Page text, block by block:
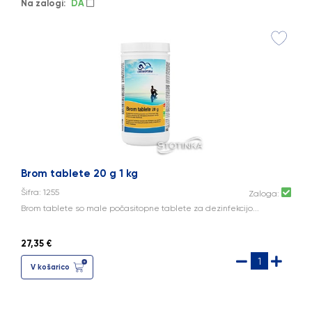
Na zalogi:
DA
Brom tablete 20 g 1 kg
Šifra: 1255
Zaloga:
Brom tablete so male počasitopne tablete za dezinfekcijo...
27,35 €
V košarico